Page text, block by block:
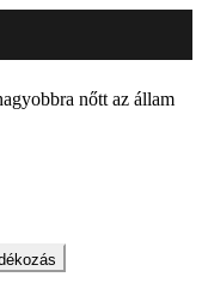
nőtt az állam